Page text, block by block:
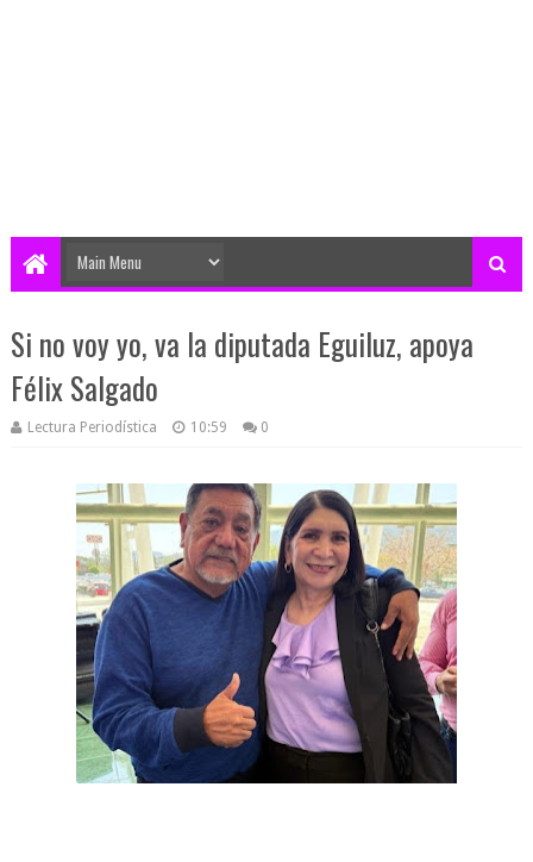
Si no voy yo, va la diputada Eguiluz, apoya
Félix Salgado
Lectura Periodística 10:59 0